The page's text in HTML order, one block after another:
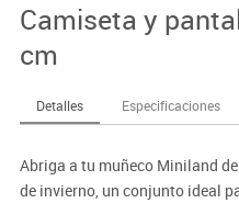
Camiseta y
cm
Detalles Especificaciones
Abriga a tu muñeco Miniland
de invierno, un conjunto ideal